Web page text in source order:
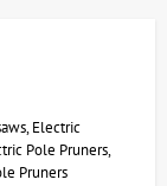
Electric
Pole Pruners,
Pruners